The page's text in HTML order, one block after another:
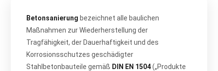
Betonsanierung bezeichnet alle baulichen
Maßnahmen zur Wiederherstellung der
Tragfähigkeit, der Dauerhaftigkeit und des
Korrosionsschutzes geschädigter
Stahlbetonbauteile gemäß DIN EN 1504(„Produkte